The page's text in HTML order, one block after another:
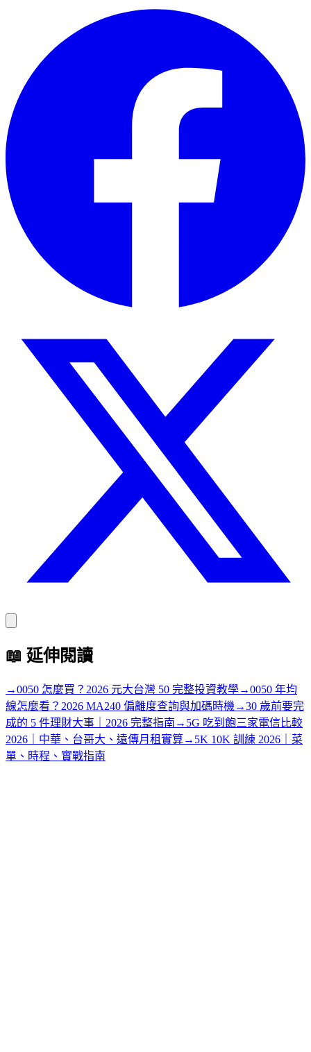
📖 延伸閱讀
→0050 怎麼買？2026 元大台灣 50 完整投資教學→0050 年均
線怎麼看？2026 MA240 偏離度查詢與加碼時機 →30 歲前要完
成的 5 件理財大事｜2026 完整指南 → 5G 吃到飽三家電信比較
2026｜中華、台哥大、遠傳月租實算→ 5K 10K 訓練 2026｜菜
單、時程、實戰指南